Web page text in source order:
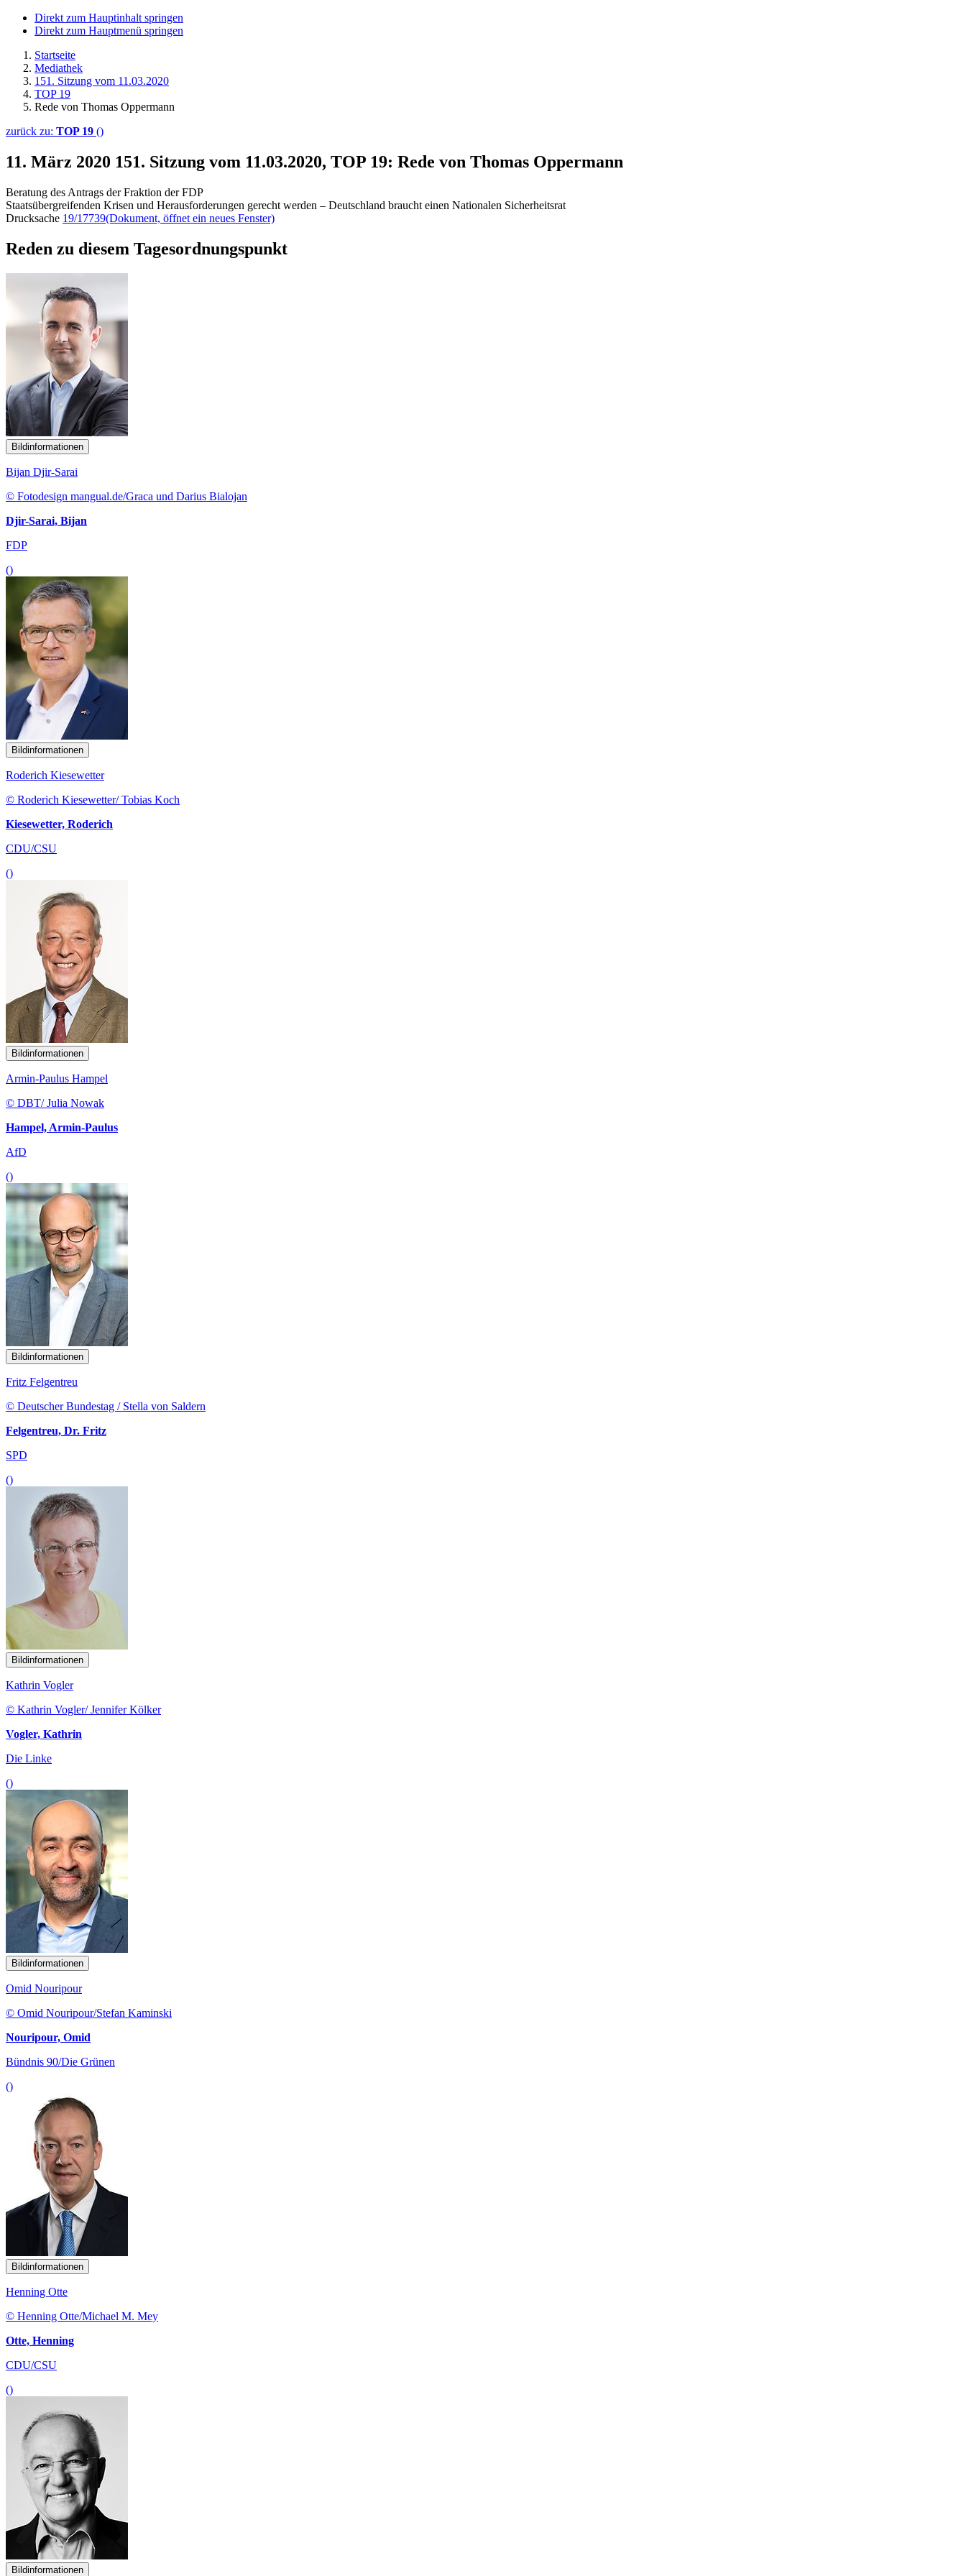
Direkt zum Hauptinhalt springen
Direkt zum Hauptmenü springen
Startseite
Mediathek
151. Sitzung vom 11.03.2020
TOP 19
Rede von Thomas Oppermann
zurück zu: TOP 19 ()
11. März 2020 151. Sitzung vom 11.03.2020, TOP 19: Rede von Thomas Oppermann
Beratung des Antrags der Fraktion der FDP
Staatsübergreifenden Krisen und Herausforderungen gerecht werden – Deutschland braucht einen Nationalen Sicherheitsrat
Drucksache 19/17739(Dokument, öffnet ein neues Fenster)
Reden zu diesem Tagesordnungspunkt
Bildinformationen
Bijan Djir-Sarai
© Fotodesign mangual.de/Graca und Darius Bialojan
Djir-Sarai, Bijan
FDP
()
Bildinformationen
Roderich Kiesewetter
© Roderich Kiesewetter/ Tobias Koch
Kiesewetter, Roderich
CDU/CSU
()
Bildinformationen
Armin-Paulus Hampel
© DBT/ Julia Nowak
Hampel, Armin-Paulus
AfD
()
Bildinformationen
Fritz Felgentreu
© Deutscher Bundestag / Stella von Saldern
Felgentreu, Dr. Fritz
SPD
()
Bildinformationen
Kathrin Vogler
© Kathrin Vogler/ Jennifer Kölker
Vogler, Kathrin
Die Linke
()
Bildinformationen
Omid Nouripour
© Omid Nouripour/Stefan Kaminski
Nouripour, Omid
Bündnis 90/Die Grünen
()
Bildinformationen
Henning Otte
© Henning Otte/Michael M. Mey
Otte, Henning
CDU/CSU
()
Bildinformationen